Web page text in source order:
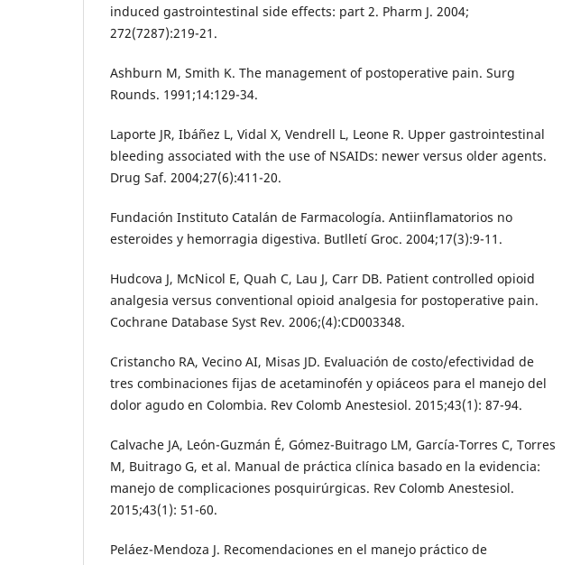
induced gastrointestinal side effects: part 2. Pharm J. 2004;
272(7287):219-21.
Ashburn M, Smith K. The management of postoperative pain. Surg
Rounds. 1991;14:129-34.
Laporte JR, Ibáñez L, Vidal X, Vendrell L, Leone R. Upper gastrointestinal
bleeding associated with the use of NSAIDs: newer versus older agents.
Drug Saf. 2004;27(6):411-20.
Fundación Instituto Catalán de Farmacología. Antiinflamatorios no
esteroides y hemorragia digestiva. Butlletí Groc. 2004;17(3):9-11.
Hudcova J, McNicol E, Quah C, Lau J, Carr DB. Patient controlled opioid
analgesia versus conventional opioid analgesia for postoperative pain.
Cochrane Database Syst Rev. 2006;(4):CD003348.
Cristancho RA, Vecino AI, Misas JD. Evaluación de costo/efectividad de
tres combinaciones fijas de acetaminofén y opiáceos para el manejo del
dolor agudo en Colombia. Rev Colomb Anestesiol. 2015;43(1): 87-94.
Calvache JA, León-Guzmán É, Gómez-Buitrago LM, García-Torres C, Torres
M, Buitrago G, et al. Manual de práctica clínica basado en la evidencia:
manejo de complicaciones posquirúrgicas. Rev Colomb Anestesiol.
2015;43(1): 51-60.
Peláez-Mendoza J. Recomendaciones en el manejo práctico de